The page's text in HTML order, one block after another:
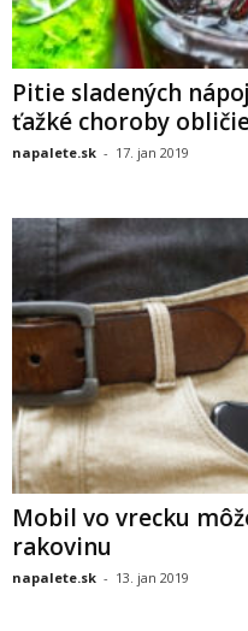
Pitie sladených
ťažké choroby
napalete.sk - 17. jan 2019
Mobil vo vrecku
rakovinu
napalete.sk - 13. jan 2019